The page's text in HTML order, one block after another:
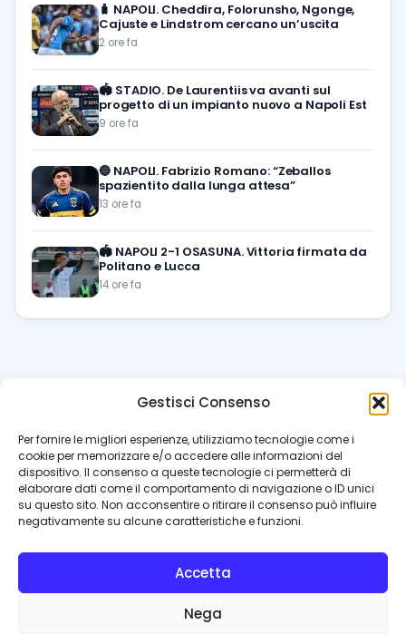
Gestisci Consenso
Per fornire le migliori esperienze, utilizziamo tecnologie come i
cookie per memorizzare e/o accedere alle informazioni del
dispositivo. Il consenso a queste tecnologie ci permetterà di
elaborare dati come il comportamento di navigazione o ID unici
su questo sito. Non acconsentire o ritirare il consenso può influire
negativamente su alcune caratteristiche e funzioni.
Accetta
Nega
🧳 NAPOLI. Cheddira, Folorunsho, Ngonge,
Cajuste e Lindstrom cercano un’uscita
2 ore fa
🏟️ STADIO. De Laurentiis va avanti sul
progetto di un impianto nuovo a Napoli Est
9 ore fa
🔵 NAPOLI. Fabrizio Romano: “Zeballos
spazientito dalla lunga attesa”
13 ore fa
🏟️ NAPOLI 2-1 OSASUNA. Vittoria firmata da
Politano e Lucca
14 ore fa
azzurrissimo.it
Il blog di riferimento per i tifosi del Napoli. News, interviste,
pagelle e calciomercato. Testata giornalistica registrata
al Tribunale di Napoli (n. 48 dell’08/10/2012). Direttore Luca
Perillo
INFO
Contattaci